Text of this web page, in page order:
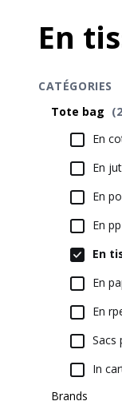
En
CATÉGORIES
Tote bag (
En
En
En
En pp
En
En
En
Sacs
In
Brands